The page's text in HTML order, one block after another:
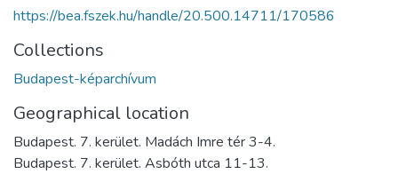
https://bea.fszek.hu/handle/20.500.14711/170586
Collections
Budapest-képarchívum
Geographical location
Budapest. 7. kerület. Madách Imre tér 3-4.
Budapest. 7. kerület. Asbóth utca 11-13.